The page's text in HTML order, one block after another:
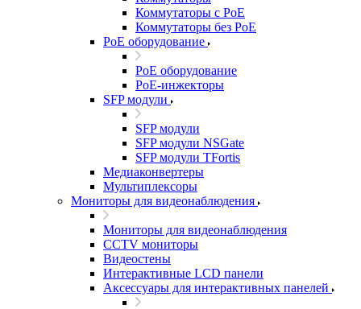
Коммутаторы с PoE
Коммутаторы без PoE
PoE оборудование
PoE оборудование
PoE-инжекторы
SFP модули
SFP модули
SFP модули NSGate
SFP модули TFortis
Медиаконвертеры
Мультиплексоры
Мониторы для видеонаблюдения
Мониторы для видеонаблюдения
CCTV мониторы
Видеостены
Интерактивные LCD панели
Аксессуары для интерактивных панелей